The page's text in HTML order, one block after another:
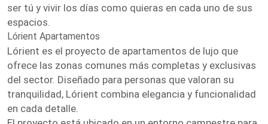
ser tú y vivir los días como quieras en cada uno de sus
espacios.
Lórient Apartamentos
Lórient es el proyecto de apartamentos de lujo que
ofrece las zonas comunes más completas y exclusivas
del sector. Diseñado para personas que valoran su
tranquilidad, Lórient combina elegancia y funcionalidad
en cada detalle.